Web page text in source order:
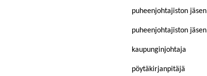
puheenjohtajiston jäsen
puheenjohtajiston jäsen
kaupunginjohtaja
pöytäkirjanpitäjä